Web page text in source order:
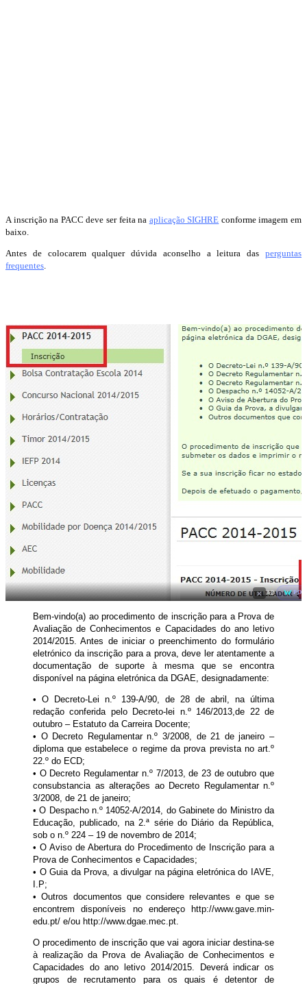
A inscrição na PACC deve ser feita na aplicação SIGHRE conforme imagem em
baixo.
Antes de colocarem qualquer dúvida aconselho a leitura das perguntas
frequentes.
× AD
Bem-vindo(a) ao procedimento de inscrição para a Prova de
Avaliação de Conhecimentos e Capacidades do ano letivo
2014/2015. Antes de iniciar o preenchimento do formulário
eletrónico da inscrição para a prova, deve ler atentamente a
documentação de suporte à mesma que se encontra
disponível na página eletrónica da DGAE, designadamente:
• O Decreto-Lei n.º 139-A/90, de 28 de abril, na última
redação conferida pelo Decreto-lei n.º 146/2013,de 22 de
outubro – Estatuto da Carreira Docente;
• O Decreto Regulamentar n.º 3/2008, de 21 de janeiro –
diploma que estabelece o regime da prova prevista no art.º
22.º do ECD;
• O Decreto Regulamentar n.º 7/2013, de 23 de outubro que
consubstancia as alterações ao Decreto Regulamentar n.º
3/2008, de 21 de janeiro;
• O Despacho n.º 14052-A/2014, do Gabinete do Ministro da
Educação, publicado, na 2.ª série do Diário da República,
sob o n.º 224 – 19 de novembro de 2014;
• O Aviso de Abertura do Procedimento de Inscrição para a
Prova de Conhecimentos e Capacidades;
• O Guia da Prova, a divulgar na página eletrónica do IAVE,
I.P;
• Outros documentos que considere relevantes e que se
encontrem disponíveis no endereço http://www.gave.min-
edu.pt/ e/ou http://www.dgae.mec.pt.
O procedimento de inscrição que vai agora iniciar destina-se
à realização da Prova de Avaliação de Conhecimentos e
Capacidades do ano letivo 2014/2015. Deverá indicar os
grupos de recrutamento para os quais é detentor de